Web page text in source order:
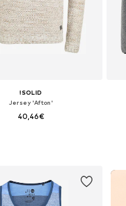
!SOLID
Jersey 'Afton'
40,46€